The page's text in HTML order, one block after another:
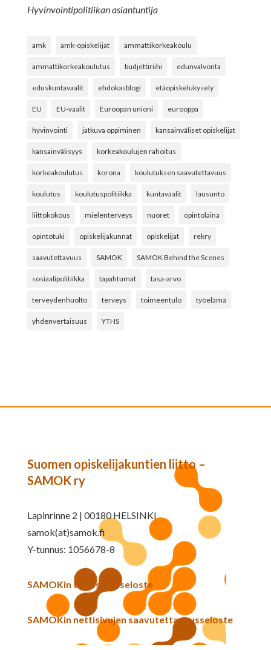
Hyvinvointipolitiikan asiantuntija
amk amk-opiskelijat ammattikorkeakoulu
ammattikorkeakoulutus budjettiriihi edunvalvonta
eduskuntavaalit ehdokasblogi etäopiskelukysely
EU EU-vaalit Euroopan unioni eurooppa
hyvinvointi jatkuva oppiminen kansainväliset opiskelijat
kansainvälisyys korkeakoulujen rahoitus
korkeakoulutus korona koulutuksen saavutettavuus
koulutus koulutuspolitiikka kuntavaalit lausunto
liittokokous mielenterveys nuoret opintolaina
opintotuki opiskelijakunnat opiskelijat rekry
saavutettavuus SAMOK SAMOK Behind the Scenes
sosiaalipolitiikka tapahtumat tasa-arvo
terveydenhuolto terveys toimeentulo työelämä
yhdenvertaisuus YTHS
Suomen opiskelijakuntien liitto –
SAMOK ry
Lapinrinne 2 | 00180 HELSINKI
samok(at)samok.fi
Y-tunnus: 1056678-8
SAMOKin tietosuojaseloste
SAMOKin nettisivujen saavutettavuusseloste